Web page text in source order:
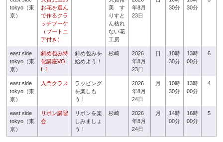
tokyo（東
京）
お花を選ん
で作るクラ
ッチブーケ
（ブートニ
ア付き）
美 す
りすと
ん枯れ
ない花
工房
年8月
23日
30分
30分
east side
tokyo（東
京）
斜め包み特
化講座VO
L.1
斜め包みを
始めよう！
杉崎
2026
年8月
23日
日
10時
30分
13時
00分
6
east side
tokyo（東
京）
入門クラス
ラッピング
を楽しも
う！
2026
年8月
24日
月
10時
30分
13時
00分
4
east side
tokyo（東
京）
リボン講習
会
リボンを楽
しみましょ
う！
杉崎
2026
年8月
24日
月
14時
00分
16時
00分
5